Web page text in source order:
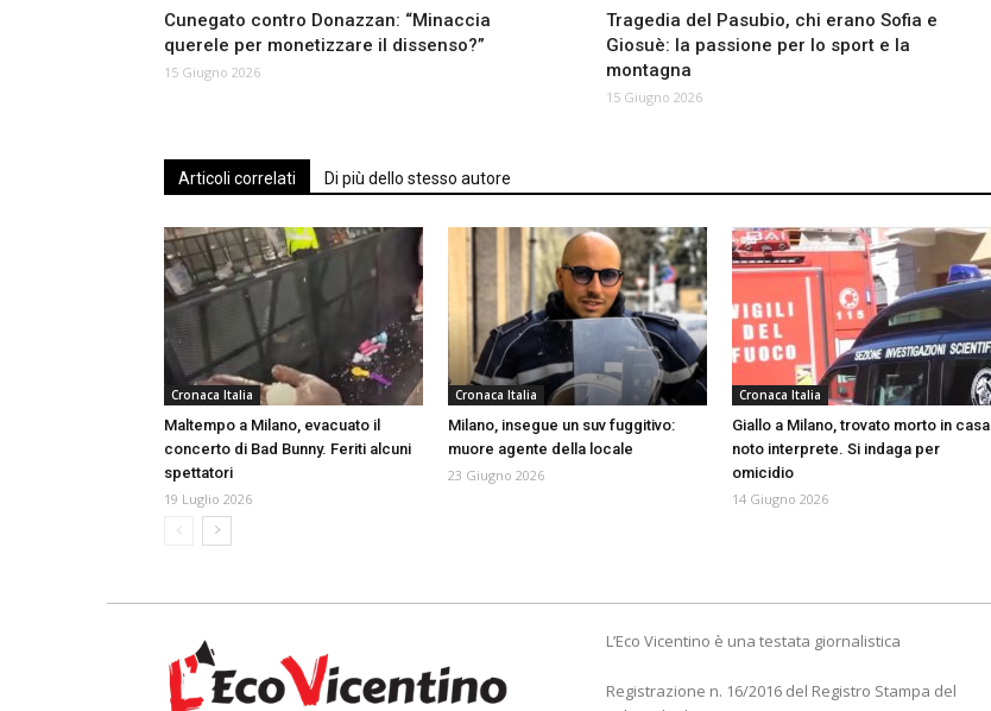
Cunegato contro Donazzan: “Minaccia
querele per monetizzare il dissenso?”
15 Giugno 2026
Tragedia del Pasubio, chi erano Sofia e
Giosuè: la passione per lo sport e la
montagna
15 Giugno 2026
Articoli correlati Di più dello stesso autore
Cronaca Italia
Maltempo a Milano, evacuato il
concerto di Bad Bunny. Feriti alcuni
spettatori
19 Luglio 2026
Cronaca Italia
Milano, insegue un suv fuggitivo:
muore agente della locale
23 Giugno 2026
Cronaca Italia
Giallo a Milano, trovato morto in casa
noto interprete. Si indaga per
omicidio
14 Giugno 2026
L’Eco Vicentino è una testata giornalistica
Registrazione n. 16/2016 del Registro Stampa del